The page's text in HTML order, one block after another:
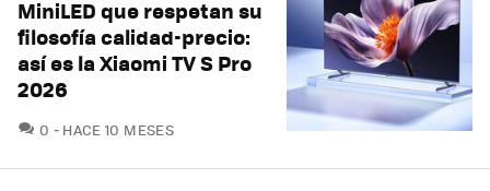
MiniLED que respetan su
filosofía calidad-precio:
así es la Xiaomi TV S Pro
2026
0 COMENTARIOS
HACE 10 MESES